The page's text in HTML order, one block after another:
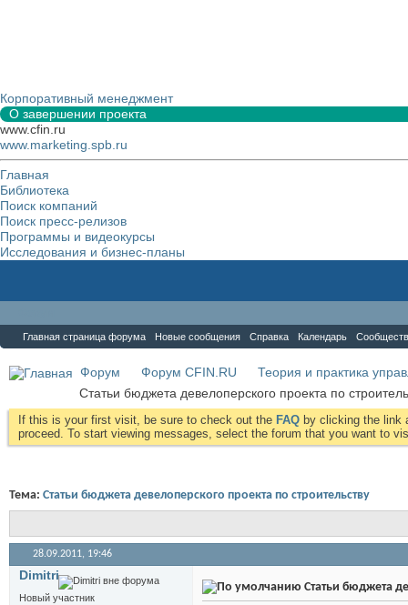
Корпоративный менеджмент
О завершении проекта
www.cfin.ru
www.marketing.spb.ru
Главная
Библиотека
Поиск компаний
Поиск пресс-релизов
Программы и видеокурсы
Исследования и бизнес-планы
Главная страница форума Новые сообщения Справка Календарь
Форум Форум CFIN.RU
Теория и практика
Статьи бюджета девелоперского проекта по
If this is your first visit, be sure to check out the FAQ by clicking the link
proceed. To start viewing messages, select the forum that you want to
Тема: Статьи бюджета девелоперского проекта по строительству
28.09.2011, 19:46
Dimitri
Новый участник
Статьи бюджета